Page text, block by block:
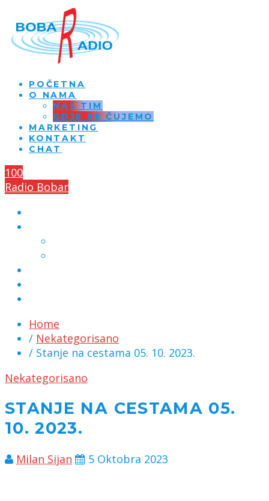
POČETNA
O NAMA
NAŠ TIM
GDJE SE ČUJEMO
MARKETING
KONTAKT
CHAT
100
Radio Bobar
Home
/ Nekategorisano
/ Stanje na cestama 05. 10. 2023.
Nekategorisano
STANJE NA CESTAMA 05.
10. 2023.
Milan Sijan 5 Oktobra 2023